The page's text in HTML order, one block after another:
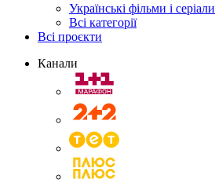
Українські фільми і серіали
Всі категорії
Всі проєкти
Канали